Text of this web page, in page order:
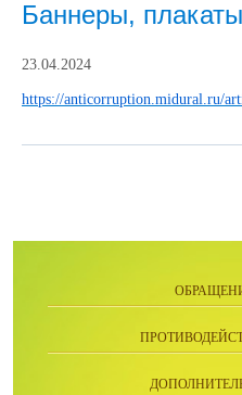
Баннеры,
23.04.2024
https://anticorruption.midural.ru/